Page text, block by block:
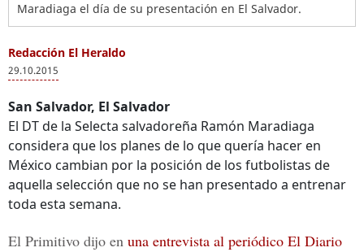
Maradiaga el día de su presentación en El Salvador.
Redacción El Heraldo
29.10.2015
San Salvador, El Salvador
El DT de la Selecta salvadoreña Ramón Maradiaga
considera que los planes de lo que quería hacer en
México cambian por la posición de los futbolistas de
aquella selección que no se han presentado a entrenar
toda esta semana.
El Primitivo dijo en una entrevista al periódico El Diario